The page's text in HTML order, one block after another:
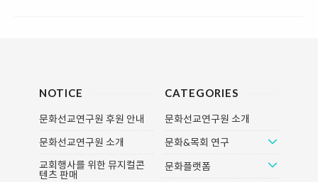
NOTICE
문화선교연구원 후원 안내
문화선교연구원 소개
교회행사를 위한 뮤지컬콘
텐츠 판매
CATEGORIES
문화선교연구원 소개
문화&목회 연구
문화플랫폼